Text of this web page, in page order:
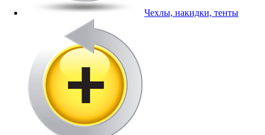
Чехлы, накидки, тенты